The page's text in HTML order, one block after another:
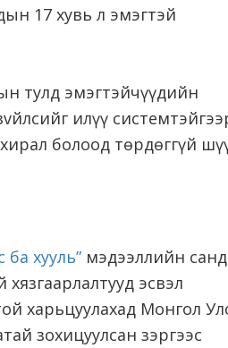
17 хувь л эмэгтэй
тулд эмэгтэйчүүдийн
илүү
болоод төрдөггүй
хууль”мэдээллийн санд
эсвэл
харьцуулахад Монгол
зохицуулсан зэргээс